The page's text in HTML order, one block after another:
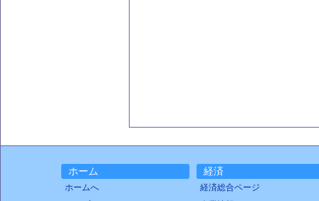
ホーム
ホームへ
経済
経済総合ページ